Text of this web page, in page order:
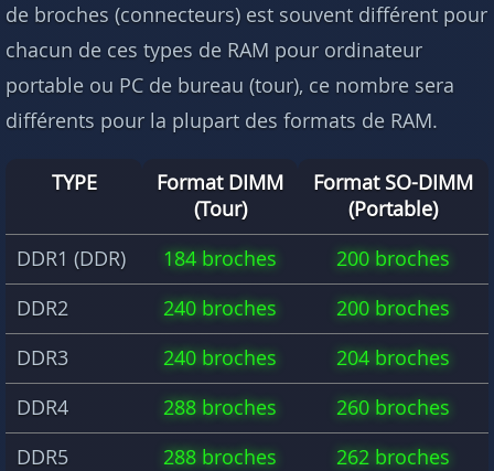
de broches (connecteurs) est souvent différent pour
chacun de ces types de RAM pour ordinateur
portable ou PC de bureau (tour), ce nombre sera
différents pour la plupart des formats de RAM.
TYPE
Format DIMM
(Tour)
Format SO-DIMM
(Portable)
DDR1 (DDR)
184 broches
200 broches
DDR2
240 broches
200 broches
DDR3
240 broches
204 broches
DDR4
288 broches
260 broches
DDR5
288 broches 262 broches